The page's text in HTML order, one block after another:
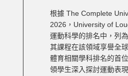
根據 The Complete
2026，University of
運動科學的排名中，列
其課程在該領域享譽全
體育相關學科排名的首
領學生深入探討運動表